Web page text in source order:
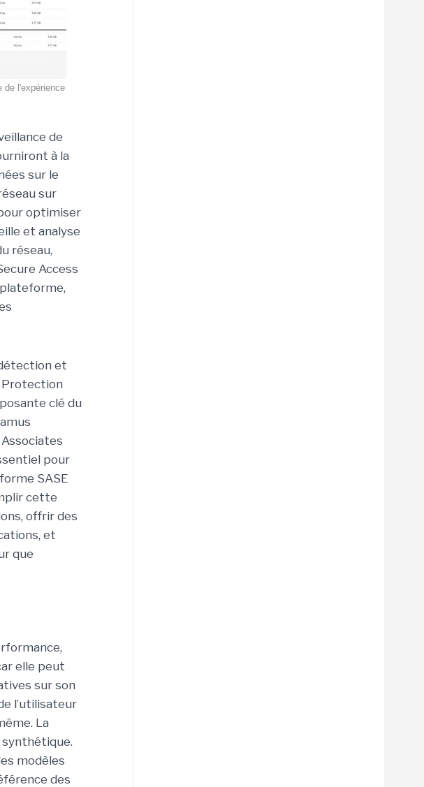
de l'expérience
de
à la
sur le
sur
optimiser
et analyse
réseau,
Access
et
Protection
clé du
pour
SASE
cette
offrir des
et
que
elle peut
sur son
l’utilisateur
La
synthétique.
modèles
des